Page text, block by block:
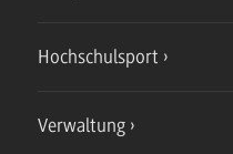
Hochschulsport
Verwaltung